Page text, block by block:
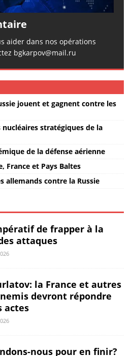
aider dans nos opérations
bgkarpov@mail.ru
jouent et gagnent contre les
nucléaires stratégiques de la
de la défense aérienne
France et Pays Baltes
allemands contre la Russie
de frapper à la
attaques
la France et autres
devront répondre
actes
nous pour en finir?